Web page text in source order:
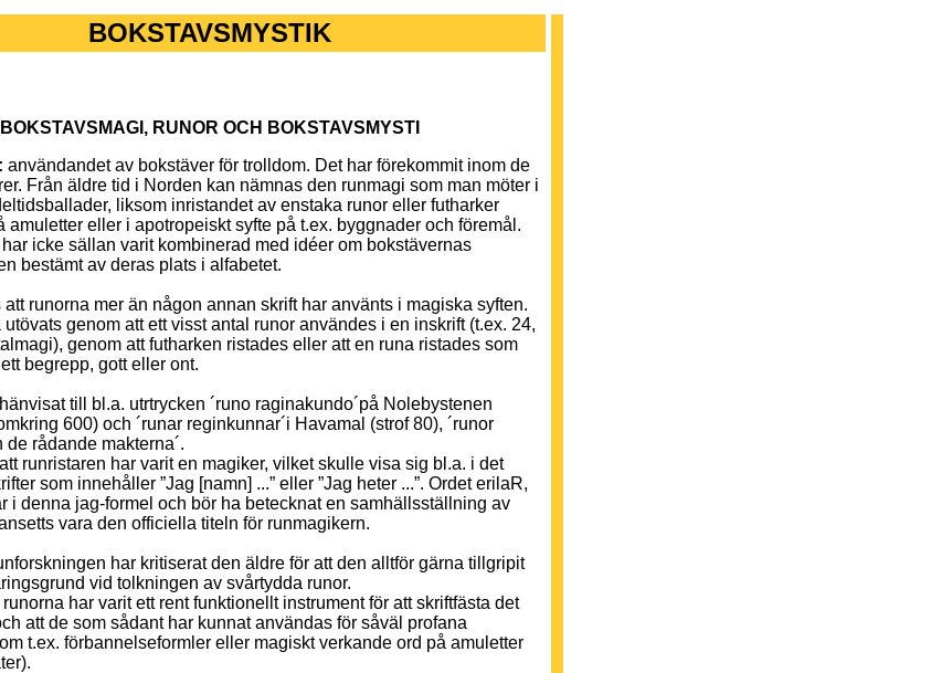
BOKSTAVSMYSTIK
BOKSTAVSMAGI, RUNOR OCH BOKSTAVSMYSTI
användandet av bokstäver för trolldom. Det har förekommit inom de
Från äldre tid i Norden kan nämnas den runmagi som man möter i
liksom inristandet av enstaka runor eller futharker
amuletter eller i apotropeiskt syfte på t.ex. byggnader och föremål.
icke sällan varit kombinerad med idéer om bokstävernas
bestämt av deras plats i alfabetet.
att runorna mer än någon annan skrift har använts i magiska syften.
genom att ett visst antal runor användes i en inskrift (t.ex. 24,
genom att futharken ristades eller att en runa ristades som
begrepp, gott eller ont.
till bl.a. utrtrycken ´runo raginakundo´på Nolebystenen
600) och ´runar reginkunnar´i Havamal (strof 80), ´runor
de rådande makterna´.
runristaren har varit en magiker, vilket skulle visa sig bl.a. i det
som innehåller ”Jag [namn] ...” eller ”Jag heter ...”. Ordet erilaR,
i denna jag-formel och bör ha betecknat en samhällsställning av
vara den officiella titeln för runmagikern.
har kritiserat den äldre för att den alltför gärna tillgripit
vid tolkningen av svårtydda runor.
har varit ett rent funktionellt instrument för att skriftfästa det
att de som sådant har kunnat användas för såväl profana
t.ex. förbannelseformler eller magiskt verkande ord på amuletter